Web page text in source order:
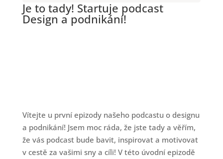
Je to tady! Startuje podcast
Design a podnikání!
Vítejte u první epizody našeho podcastu o designu
a podnikání! Jsem moc ráda, že jste tady a věřím,
že vás podcast bude bavit, inspirovat a motivovat
v cestě za vašimi sny a cíli! V této úvodní epizodě